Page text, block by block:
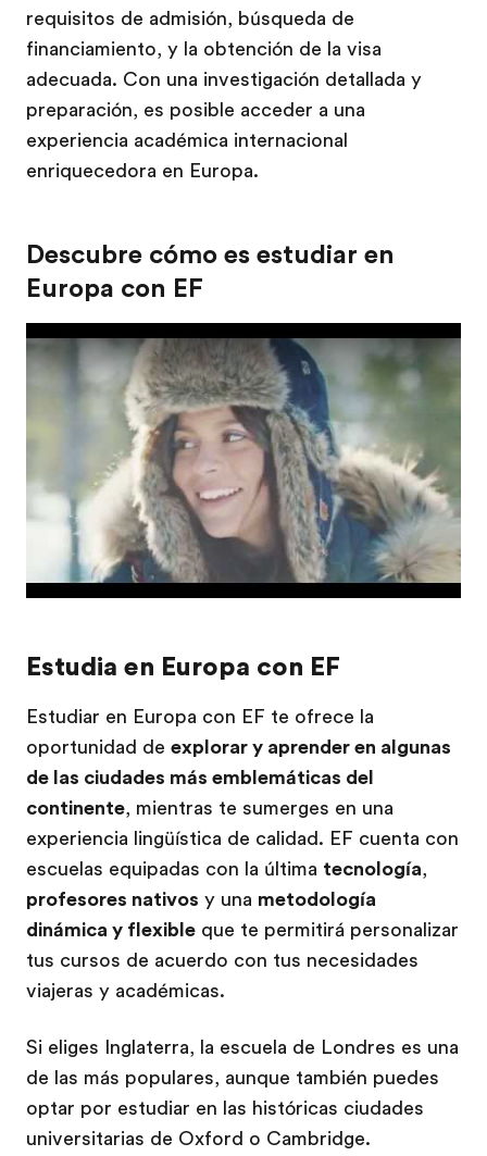
requisitos de admisión, búsqueda de
financiamiento, y la obtención de la visa
adecuada. Con una investigación detallada y
preparación, es posible acceder a una
experiencia académica internacional
enriquecedora en Europa.
Descubre cómo es estudiar en
Europa con EF
Estudia en Europa con EF
Estudiar en Europa con EF te ofrece la
oportunidad de explorar y aprender en algunas
de las ciudades más emblemáticas del
continente, mientras te sumerges en una
experiencia lingüística de calidad. EF cuenta con
escuelas equipadas con la última tecnología,
profesores nativos y una metodología
dinámica y flexible que te permitirá personalizar
tus cursos de acuerdo con tus necesidades
viajeras y académicas.
Si eliges Inglaterra, la escuela de Londres es una
de las más populares, aunque también puedes
optar por estudiar en las históricas ciudades
universitarias de Oxford o Cambridge.